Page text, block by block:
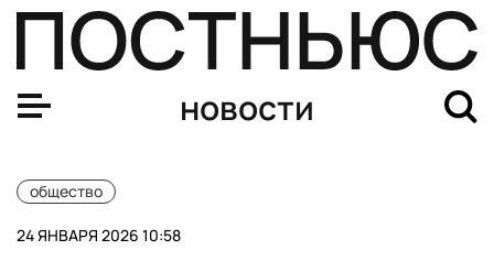
новости
общество
24 ЯНВАРЯ 2026 10:58
Путину рассказали о планах по выращиванию менее